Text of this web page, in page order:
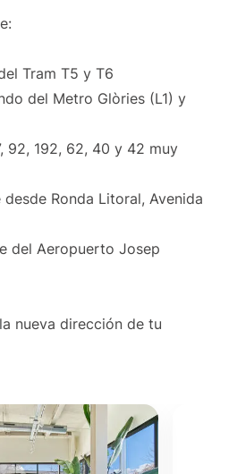
Tram T5 y T6
del Metro Glòries (L1) y
92, 192, 62, 40 y 42 muy
Ronda Litoral, Avenida
del Aeropuerto Josep
nueva dirección de tu